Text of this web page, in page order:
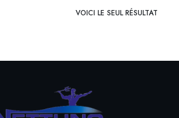
VOICI LE SEUL RÉSULTAT